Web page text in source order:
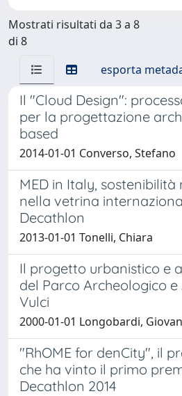
Mostrati risultati da 3 a 8
di 8
esporta
Il "Cloud Design":
per la progettazione
based
2014-01-01 Converso, Stefano
MED in Italy,
nella vetrina
Decathlon
2013-01-01 Tonelli, Chiara
Il progetto urbanistico e
del Parco Archeologico
Vulci
2000-01-01 Longobardi,
"RhOME for denCity", il
che ha vinto il primo
Decathlon 2014